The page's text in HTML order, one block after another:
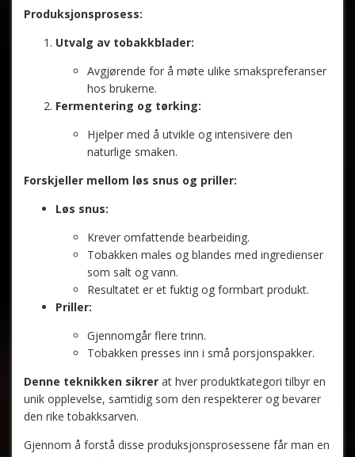
Produksjonsprosess:
Utvalg av tobakkblader:
Avgjørende for å møte ulike smakspreferanser
hos brukerne.
Fermentering og tørking:
Hjelper med å utvikle og intensivere den
naturlige smaken.
Forskjeller mellom løs snus og priller:
Løs snus:
Krever omfattende bearbeiding.
Tobakken males og blandes med ingredienser
som salt og vann.
Resultatet er et fuktig og formbart produkt.
Priller:
Gjennomgår flere trinn.
Tobakken presses inn i små porsjonspakker.
Denne teknikken sikrer at hver produktkategori tilbyr en
unik opplevelse, samtidig som den respekterer og bevarer
den rike tobakksarven.
Gjennom å forstå disse produksjonsprosessene får man en